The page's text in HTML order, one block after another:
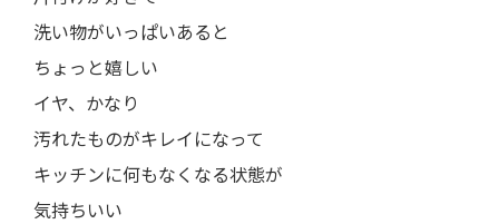
洗い物がいっぱいあると
ちょっと嬉しい
イヤ、かなり
汚れたものがキレイになって
キッチンに何もなくなる状態が
気持ちいい